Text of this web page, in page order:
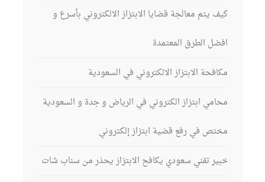
كيف يتم معالجة قضايا الابتزاز الالكتروني بأسرع و
افضل الطرق المعتمدة
مكافحة الابتزاز الالكتروني في السعودية
محامي ابتزاز الكتروني في الرياض و جدة و السعودية
مختص في رفع قضية ابتزاز إلكتروني
خبير تقني سعودي يكافح الابتزاز يحذر من سناب شات